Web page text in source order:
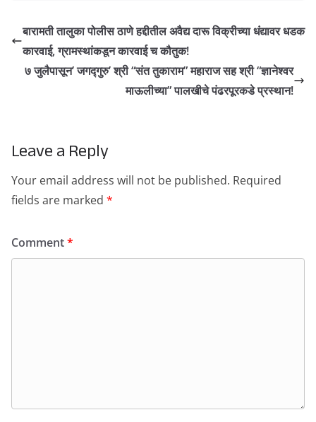
बारामती तालुका पोलीस ठाणे हद्दीतील अवैद्य दारू विक्रीच्या धंद्यावर धडक
कारवाई, ग्रामस्थांकडून कारवाई च कौतुक!
७ जुलैपासून’ जगद्गुरु’ श्री “संत तुकाराम” महाराज सह श्री “ज्ञानेश्वर
माऊलीच्या” पालखीचे पंढरपूरकडे प्रस्थान!
Leave a Reply
Your email address will not be published. Required
fields are marked *
Comment*